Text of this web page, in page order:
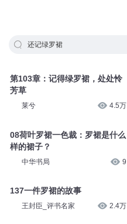
还记绿罗裙
第103章：记得绿罗裙，处处怜
芳草
莱兮 4.5万
08荷叶罗裙一色裁：罗裙是什么
样的裙子？
中华书局 9
137一件罗裙的故事
王封臣_评书名家 2.4万